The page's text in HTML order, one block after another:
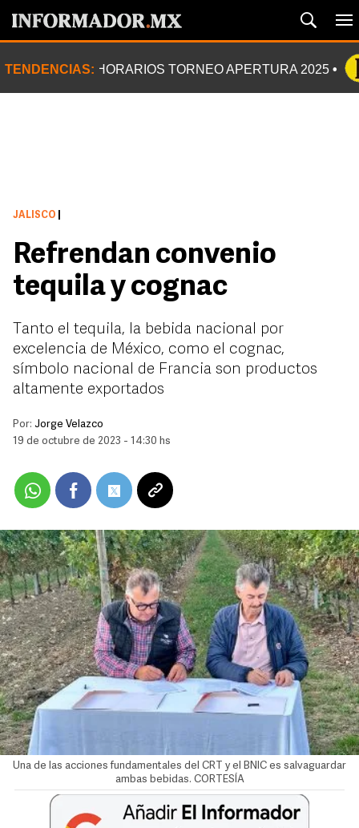
TENDENCIAS: HORARIOS TORNEO APERTURA 2025
JALISCO
Refrendan convenio
tequila y cognac
Tanto el tequila, la bebida nacional por
excelencia de México, como el cognac,
símbolo nacional de Francia son productos
altamente exportados
Por: Jorge Velazco
19 de octubre de 2023 - 14:30 hs
Una de las acciones fundamentales del CRT y el BNIC es salvaguardar
ambas bebidas. CORTESÍA